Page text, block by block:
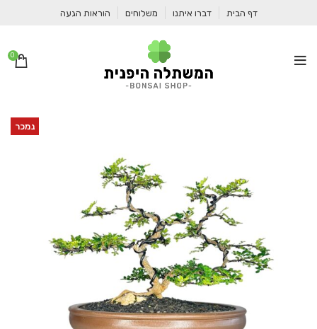
דף הבית דברו איתנו משלוחים הוראות הגעה
0
נמכר